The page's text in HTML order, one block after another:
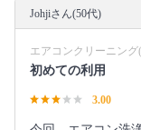
Johjiさん(50代)
エアコンクリーニン
初めての利用
3.00